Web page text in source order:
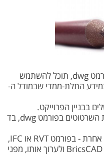
אם ברשותך שרטוטים דו ממדיים בפורמט dwg, תוכל להשתמש
התלת-ממדי שבמודל ה-
בבניין הפרוייקט.
BricsCAD BIM מאפשרת לשמר את השרטוטים בפורמט dwg, בד
אם קיבלת מודל שנוצר בתוכנת BIM אחרת - בפורמט RVT או IFC,
תוכל לייבא אותו בקלות אל תוך BricsCAD BIM ולערוך אותו, מפני